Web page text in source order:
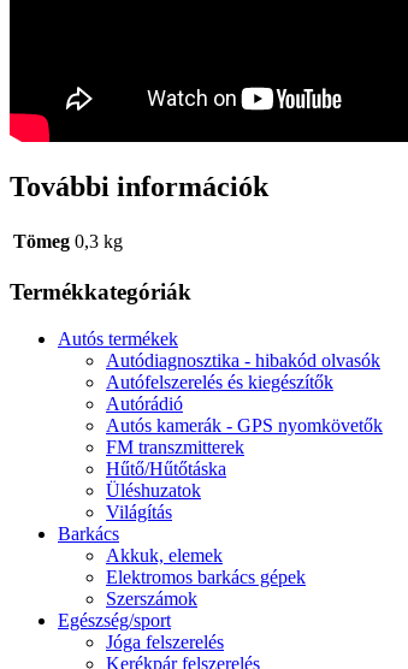
További információk
Tömeg 0,3 kg
Termékkategóriák
Autós termékek
Autódiagnosztika - hibakód olvasók
Autófelszerelés és kiegészítők
Autórádió
Autós kamerák - GPS nyomkövetők
FM transzmitterek
Hűtő/Hűtőtáska
Üléshuzatok
Világítás
Barkács
Akkuk, elemek
Elektromos barkács gépek
Szerszámok
Egészség/sport
Jóga felszerelés
Kerékpár felszerelés